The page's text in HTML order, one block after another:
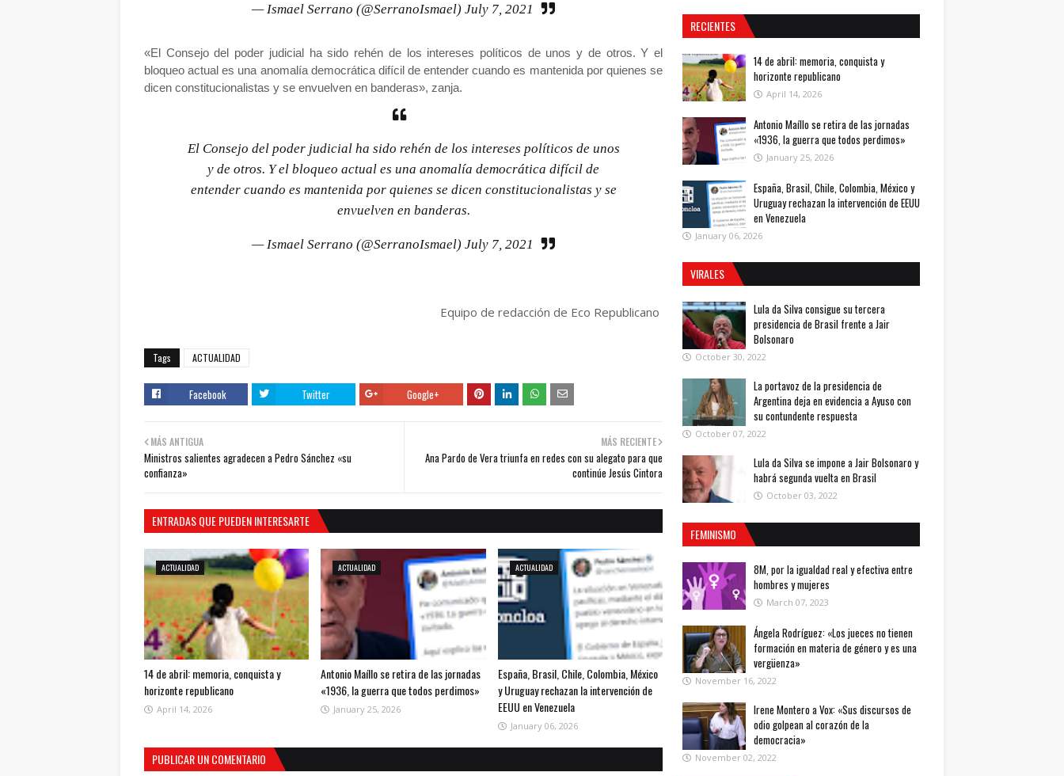
— Ismael Serrano (@SerranoIsmael) July 7, 2021
«El Consejo del poder judicial ha sido rehén de los intereses políticos de unos y de otros. Y el
bloqueo actual es una anomalía democrática difícil de entender cuando es mantenida por quienes se
dicen constitucionalistas y se envuelven en banderas», zanja.
El Consejo del poder judicial ha sido rehén de los intereses políticos de unos
y de otros. Y el bloqueo actual es una anomalía democrática difícil de
entender cuando es mantenida por quienes se dicen constitucionalistas y se
envuelven en banderas.
— Ismael Serrano (@SerranoIsmael) July 7, 2021
Equipo de redacción de Eco Republicano
Tags ACTUALIDAD
Facebook Twitter Google+
MÁS RECIENTE
Ana Pardo de Vera triunfa en redes con su alegato para que
continúe Jesús Cintora
MÁS ANTIGUA
Ministros salientes agradecen a Pedro Sánchez «su
confianza»
ENTRADAS QUE PUEDEN INTERESARTE
ACTUALIDAD
14 de abril: memoria, conquista y
horizonte republicano
April 14, 2026
ACTUALIDAD
Antonio Maíllo se retira de las jornadas
«1936, la guerra que todos perdimos»
January 25, 2026
ACTUALIDAD
España, Brasil, Chile, Colombia, México
y Uruguay rechazan la intervención de
EEUU en Venezuela
January 06, 2026
PUBLICAR UN COMENTARIO
RECIENTES
14 de abril: memoria, conquista y
horizonte republicano
April 14, 2026
Antonio Maíllo se retira de las jornadas
«1936, la guerra que todos perdimos»
January 25, 2026
España, Brasil, Chile, Colombia, México y
Uruguay rechazan la intervención de EEUU
en Venezuela
January 06, 2026
VIRALES
Lula da Silva consigue su tercera
presidencia de Brasil frente a Jair
Bolsonaro
October 30, 2022
La portavoz de la presidencia de
Argentina deja en evidencia a Ayuso con
su contundente respuesta
October 07, 2022
Lula da Silva se impone a Jair Bolsonaro y
habrá segunda vuelta en Brasil
October 03, 2022
FEMINISMO
8M, por la igualdad real y efectiva entre
hombres y mujeres
March 07, 2023
Ángela Rodríguez: «Los jueces no tienen
formación en materia de género y es una
vergüenza»
November 16, 2022
Irene Montero a Vox: «Sus discursos de
odio golpean al corazón de la
democracia»
November 02, 2022